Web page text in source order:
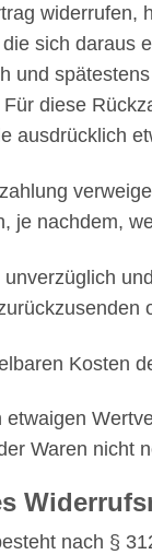
widerrufen,
sich daraus
und
diese
ausdrücklich
je nachdem,
Kosten
etwaigen
Waren nicht
nach §